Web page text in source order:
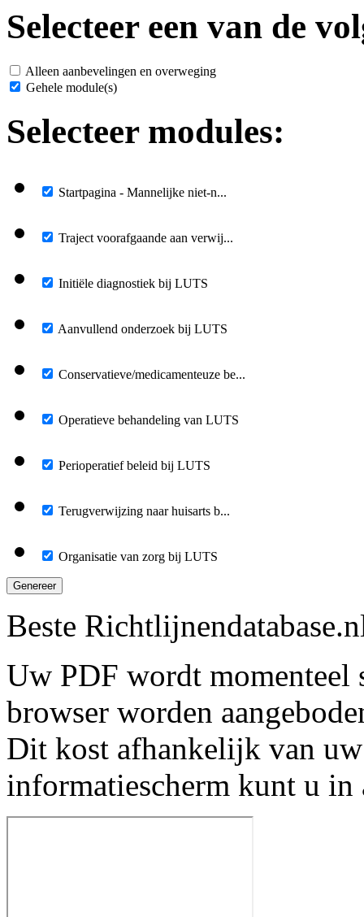
Selecteer een van de
Alleen aanbevelingen en overweging
Gehele module(s)
Selecteer modules:
Startpagina - Mannelijke niet-n...
Traject voorafgaande aan verwij...
Initiële diagnostiek bij LUTS
Aanvullend onderzoek bij LUTS
Conservatieve/medicamenteuze be...
Operatieve behandeling van LUTS
Perioperatief beleid bij LUTS
Terugverwijzing naar huisarts b...
Organisatie van zorg bij LUTS
Genereer
Beste
Uw PDF wordt momenteel
browser worden
Dit kost afhankelijk van
informatiescherm kunt u